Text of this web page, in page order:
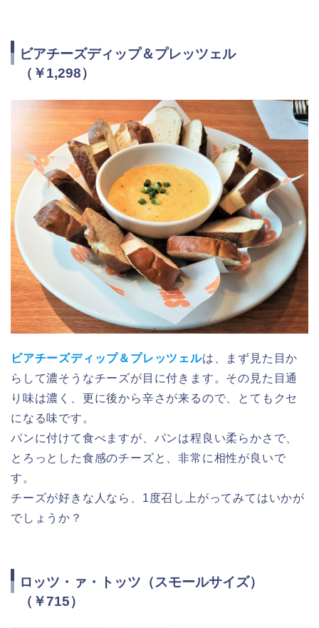
ビアチーズディップ＆プレッツェル
（￥1,298）
ビアチーズディップ＆プレッツェルは、まず見た目か
らして濃そうなチーズが目に付きます。その見た目通
り味は濃く、更に後から辛さが来るので、とてもクセ
になる味です。
パンに付けて食べますが、パンは程良い柔らかさで、
とろっとした食感のチーズと、非常に相性が良いで
す。
チーズが好きな人なら、1度召し上がってみてはいかが
でしょうか？
ロッツ・ァ・トッツ（スモールサイズ）
（￥715）